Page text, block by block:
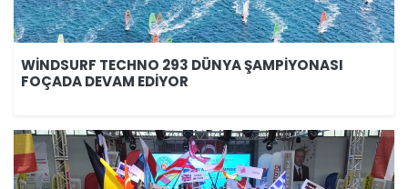
WİNDSURF TECHNO 293 DÜNYA ŞAMPİYONASI
FOÇADA DEVAM EDİYOR